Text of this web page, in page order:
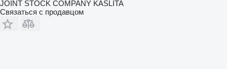
JOINT STOCK COMPANY KASLITA
Связаться с продавцом